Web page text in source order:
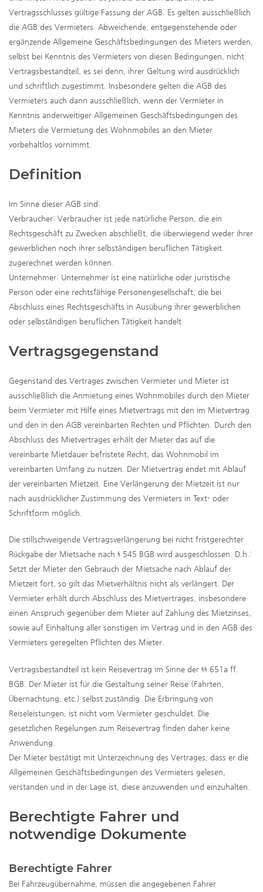
Vertragsschlusses gültige Fassung der AGB. Es gelten ausschließlich
die AGB des Vermieters. Abweichende, entgegenstehende oder
ergänzende Allgemeine Geschäftsbedingungen des Mieters werden,
selbst bei Kenntnis des Vermieters von diesen Bedingungen, nicht
Vertragsbestandteil, es sei denn, ihrer Geltung wird ausdrücklich
und schriftlich zugestimmt. Insbesondere gelten die AGB des
Vermieters auch dann ausschließlich, wenn der Vermieter in
Kenntnis anderweitiger Allgemeinen Geschäftsbedingungen des
Mieters die Vermietung des Wohnmobiles an den Mieter
vorbehaltlos vornimmt.
Definition
Im Sinne dieser AGB sind:
Verbraucher: Verbraucher ist jede natürliche Person, die ein
Rechtsgeschäft zu Zwecken abschließt, die überwiegend weder ihrer
gewerblichen noch ihrer selbständigen beruflichen Tätigkeit
zugerechnet werden können.
Unternehmer: Unternehmer ist eine natürliche oder juristische
Person oder eine rechtsfähige Personengesellschaft, die bei
Abschluss eines Rechtsgeschäfts in Ausübung ihrer gewerblichen
oder selbständigen beruflichen Tätigkeit handelt.
Vertragsgegenstand
Gegenstand des Vertrages zwischen Vermieter und Mieter ist
ausschließlich die Anmietung eines Wohnmobiles durch den Mieter
beim Vermieter mit Hilfe eines Mietvertrags mit den im Mietvertrag
und den in den AGB vereinbarten Rechten und Pflichten. Durch den
Abschluss des Mietvertrages erhält der Mieter das auf die
vereinbarte Mietdauer befristete Recht, das Wohnmobil im
vereinbarten Umfang zu nutzen. Der Mietvertrag endet mit Ablauf
der vereinbarten Mietzeit. Eine Verlängerung der Mietzeit ist nur
nach ausdrücklicher Zustimmung des Vermieters in Text- oder
Schriftform möglich.
Die stillschweigende Vertragsverlängerung bei nicht fristgerechter
Rückgabe der Mietsache nach § 545 BGB wird ausgeschlossen. D.h.:
Setzt der Mieter den Gebrauch der Mietsache nach Ablauf der
Mietzeit fort, so gilt das Mietverhältnis nicht als verlängert. Der
Vermieter erhält durch Abschluss des Mietvertrages, insbesondere
einen Anspruch gegenüber dem Mieter auf Zahlung des Mietzinses,
sowie auf Einhaltung aller sonstigen im Vertrag und in den AGB des
Vermieters geregelten Pflichten des Mieter.
Vertragsbestandteil ist kein Reisevertrag im Sinne der §§ 651a ff.
BGB. Der Mieter ist für die Gestaltung seiner Reise (Fahrten,
Übernachtung, etc.) selbst zuständig. Die Erbringung von
Reiseleistungen, ist nicht vom Vermieter geschuldet. Die
gesetzlichen Regelungen zum Reisevertrag finden daher keine
Anwendung.
Der Mieter bestätigt mit Unterzeichnung des Vertrages, dass er die
Allgemeinen Geschäftsbedingungen des Vermieters gelesen,
verstanden und in der Lage ist, diese anzuwenden und einzuhalten.
Berechtigte Fahrer und
notwendige Dokumente
Berechtigte Fahrer
Bei Fahrzeugübernahme, müssen die angegebenen Fahrer